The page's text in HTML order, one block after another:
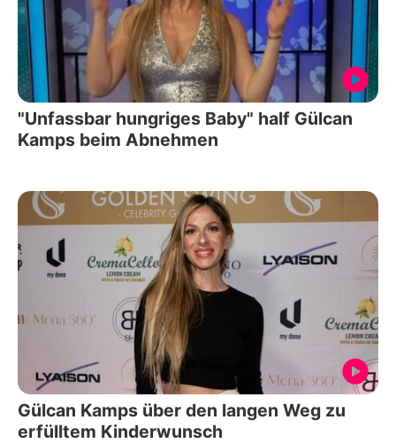
"Unfassbar hungriges Baby" half Gülcan
Kamps beim Abnehmen
Gülcan Kamps über den langen Weg zu
erfülltem Kinderwunsch